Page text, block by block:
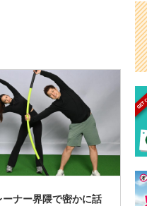
ーナー界隈で密かに話